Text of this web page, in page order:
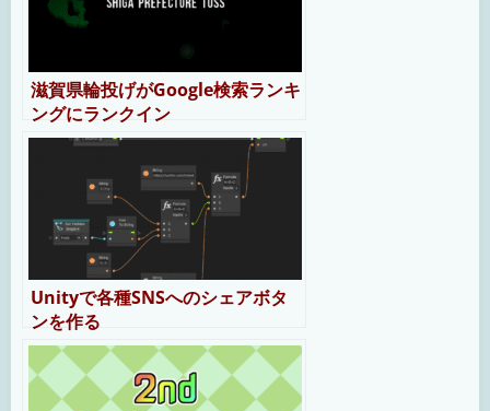
滋賀県輪投げがGoogle検索ランキ
ングにランクイン
Unityで各種SNSへのシェアボタ
ンを作る